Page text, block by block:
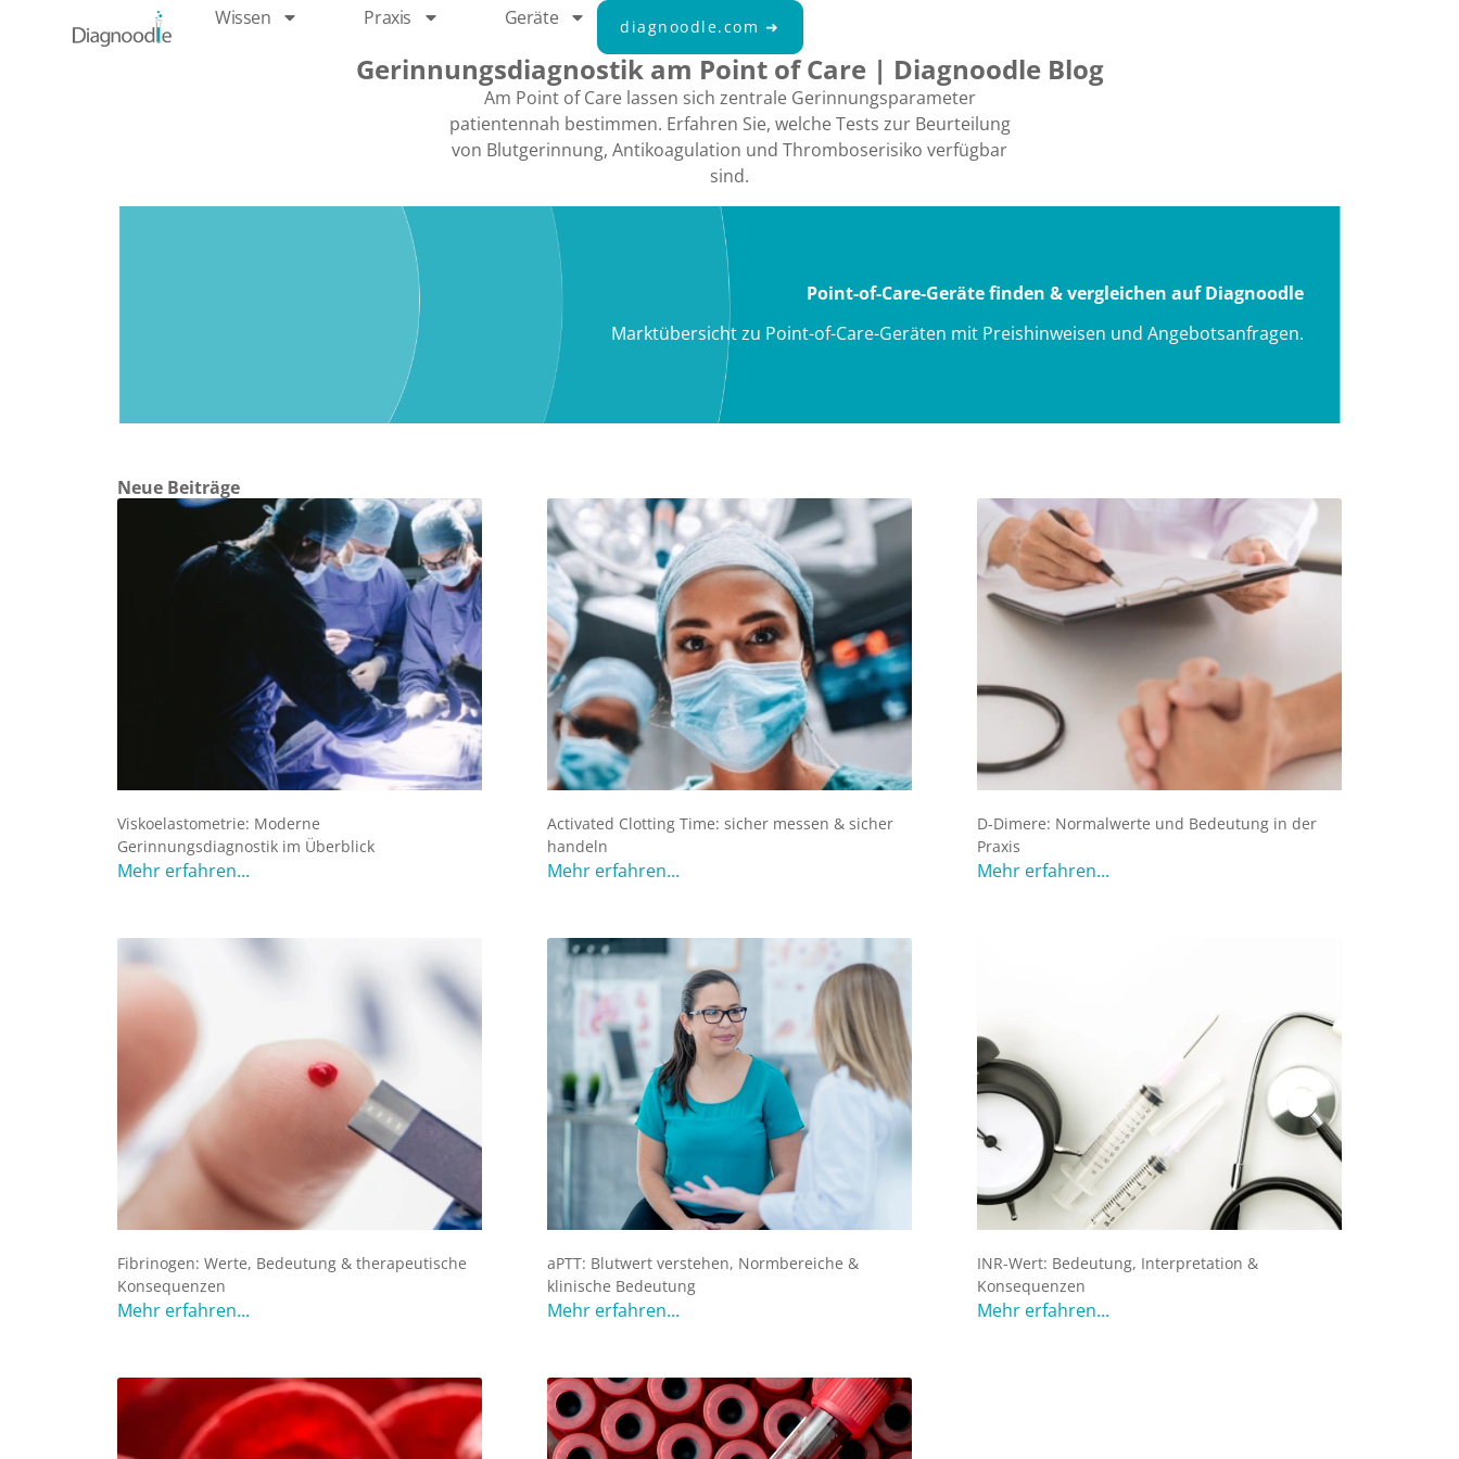
Wissen Praxis Geräte diagnoodle.com ➜
Gerinnungsdiagnostik am Point of Care | Diagnoodle Blog
Am Point of Care lassen sich zentrale Gerinnungsparameter
patientennah bestimmen. Erfahren Sie, welche Tests zur Beurteilung
von Blutgerinnung, Antikoagulation und Thromboserisiko verfügbar
sind.
Point-of-Care-Geräte finden & vergleichen auf Diagnoodle
Marktübersicht zu Point-of-Care-Geräten mit Preishinweisen und Angebotsanfragen.
Neue Beiträge
Viskoelastometrie: Moderne
Gerinnungsdiagnostik im Überblick
Mehr erfahren...
Activated Clotting Time: sicher messen & sicher
handeln
Mehr erfahren...
D-Dimere: Normalwerte und Bedeutung in der
Praxis
Mehr erfahren...
Fibrinogen: Werte, Bedeutung & therapeutische
Konsequenzen
Mehr erfahren...
aPTT: Blutwert verstehen, Normbereiche &
klinische Bedeutung
Mehr erfahren...
INR-Wert: Bedeutung, Interpretation &
Konsequenzen
Mehr erfahren...